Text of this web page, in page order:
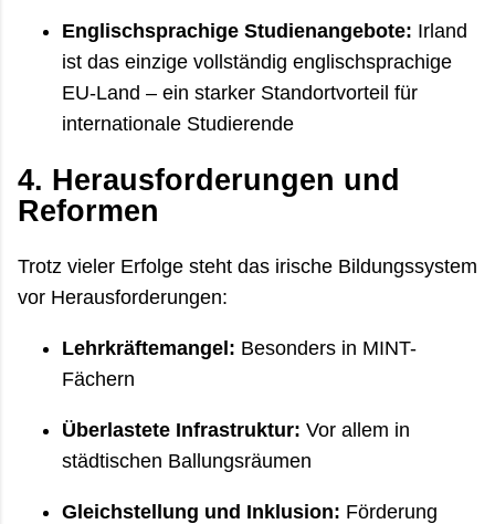
Englischsprachige Studienangebote: Irland
ist das einzige vollständig englischsprachige
EU-Land – ein starker Standortvorteil für
internationale Studierende
4. Herausforderungen und
Reformen
Trotz vieler Erfolge steht das irische Bildungssystem
vor Herausforderungen:
Lehrkräftemangel: Besonders in MINT-
Fächern
Überlastete Infrastruktur: Vor allem in
städtischen Ballungsräumen
Gleichstellung und Inklusion: Förderung